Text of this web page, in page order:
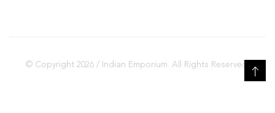
© Copyright 2026 / Indian Emporium. All Rights Reserved.